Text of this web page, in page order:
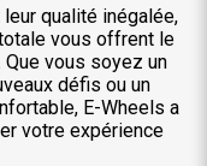
qualité inégalée,
vous offrent le
vous soyez un
défis ou un
E-Wheels a
votre expérience